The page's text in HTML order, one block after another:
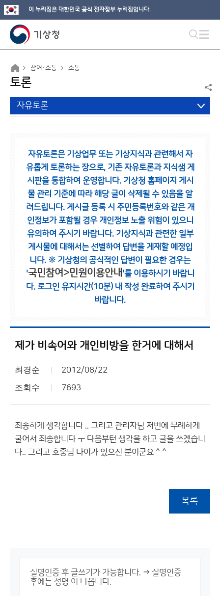
이 누리집은 대한민국 공식 전자정부 누리집입니다.
참여·소통 소통
토론
자유토론
자유토론은 기상업무 또는 기상지식과 관련해서 자
유롭게 토론하는 장으로, 기존 자유토론과 지식샘 게
시판을 통합하여 운영합니다. 기상청 홈페이지 게시
물 관리 기준에 따라 해당 글이 삭제될 수 있음을 알
려드립니다. 게시글 등록 시 주민등록번호와 같은 개
인정보가 포함될 경우 개인정보 노출 위험이 있으니
유의하여 주시기 바랍니다. 기상지식과 관련한 일부
게시물에 대해서는 선별하여 답변을 게재할 예정입
니다. ※ 기상청의 공식적인 답변이 필요한 경우는
'국민참여>민원이용안내 '를 이용하시기 바랍니
다. 로그인 유지시간(10분) 내 작성 완료하여 주시기
바랍니다.
제가 비속어와 개인비방을 한거에 대해서
최경순 2012/08/22
조회수 7693
죄송하게 생각합니다 .. 그리고 관리자님 저번에 무례하게
굴어서 죄송합니다 ㅜ 다음부턴 생각을 하고 글을 쓰겠습니
다.. 그리고 호중님 나이가 있으신 분이군요 ^ ^
목록